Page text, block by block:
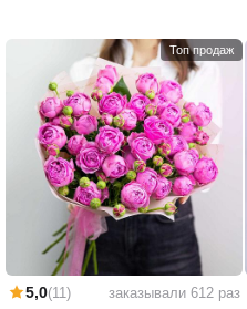
Топ продаж
5,0(11) заказывали 612 раз